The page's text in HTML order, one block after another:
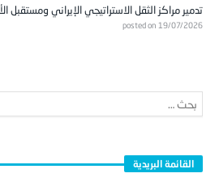
تدمير مراكز الثقل الاستراتيجي الإيراني ومستقبل
posted on 19/07/2026
القائمة البريدية